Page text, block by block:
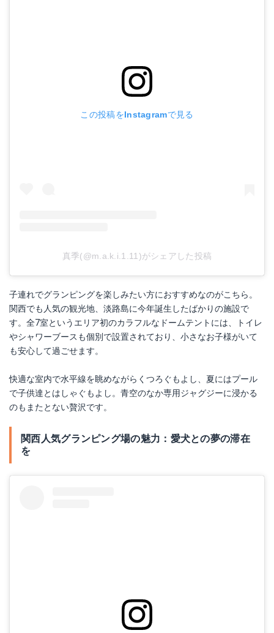
この投稿をInstagramで見る
真季(@m.a.k.i.1.11)がシェアした投稿
子連れでグランピングを楽しみたい方におすすめなのがこちら。
関西でも人気の観光地、淡路島に今年誕生したばかりの施設で
す。全7室というエリア初のカラフルなドームテントには、トイレ
やシャワーブースも個別で設置されており、小さなお子様がいて
も安心して過ごせます。
快適な室内で水平線を眺めながらくつろぐもよし、夏にはプール
で子供達とはしゃぐもよし。青空のなか専用ジャグジーに浸かる
のもまたとない贅沢です。
関西人気グランピング場の魅力：愛犬との夢の滞在
を